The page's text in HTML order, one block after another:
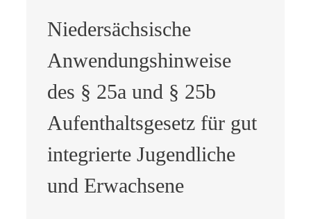
Niedersächsische
Anwendungshinweise
des § 25a und § 25b
Aufenthaltsgesetz für gut
integrierte Jugendliche
und Erwachsene